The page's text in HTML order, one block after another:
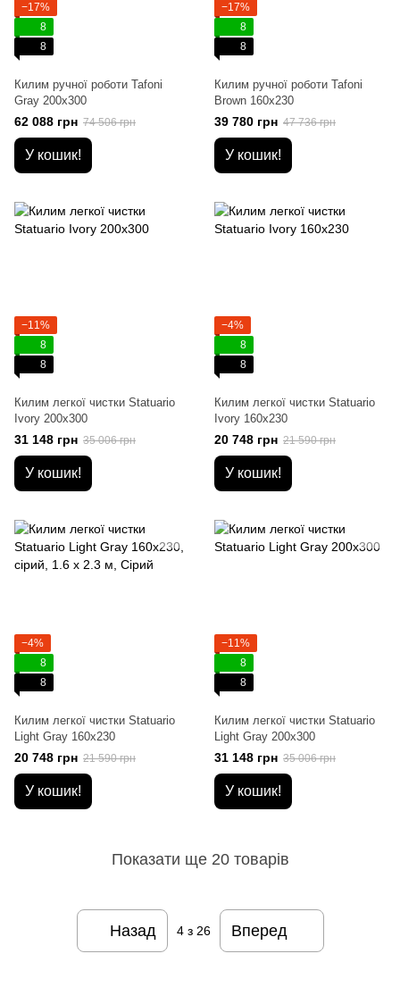
−17%
8
8
Килим ручної роботи Tafoni
Gray 200x300
62 088 грн 74 506 грн
У кошик!
−17%
8
8
Килим ручної роботи Tafoni
Brown 160x230
39 780 грн 47 736 грн
У кошик!
−11%
8
8
Килим легкої чистки Statuario
Ivory 200x300
31 148 грн 35 006 грн
У кошик!
−4%
8
8
Килим легкої чистки Statuario
Ivory 160x230
20 748 грн 21 590 грн
У кошик!
−4%
8
8
Килим легкої чистки Statuario
Light Gray 160x230
20 748 грн 21 590 грн
У кошик!
−11%
8
8
Килим легкої чистки Statuario
Light Gray 200x300
31 148 грн 35 006 грн
У кошик!
Показати ще 20 товарів
Назад 4з 26 Вперед